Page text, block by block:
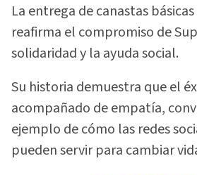
La entrega de canastas
reafirma el compromiso de
solidaridad y la ayuda social.
Su historia demuestra que el
acompañado de empatía,
ejemplo de cómo las redes
pueden servir para cambiar